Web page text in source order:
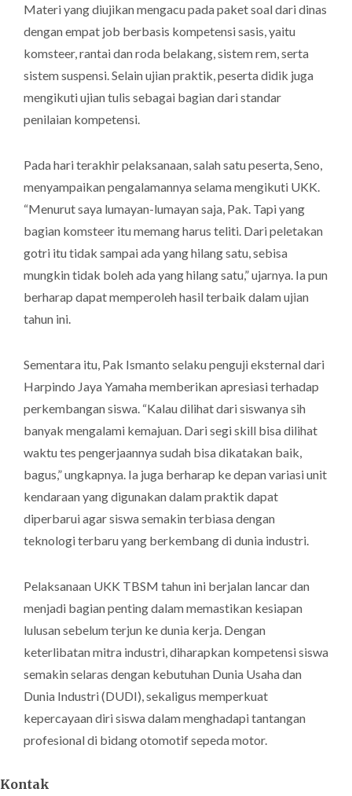
Materi yang diujikan mengacu pada paket soal dari dinas
dengan empat job berbasis kompetensi sasis, yaitu
komsteer, rantai dan roda belakang, sistem rem, serta
sistem suspensi. Selain ujian praktik, peserta didik juga
mengikuti ujian tulis sebagai bagian dari standar
penilaian kompetensi.
Pada hari terakhir pelaksanaan, salah satu peserta, Seno,
menyampaikan pengalamannya selama mengikuti UKK.
“Menurut saya lumayan-lumayan saja, Pak. Tapi yang
bagian komsteer itu memang harus teliti. Dari peletakan
gotri itu tidak sampai ada yang hilang satu, sebisa
mungkin tidak boleh ada yang hilang satu,” ujarnya. Ia pun
berharap dapat memperoleh hasil terbaik dalam ujian
tahun ini.
Sementara itu, Pak Ismanto selaku penguji eksternal dari
Harpindo Jaya Yamaha memberikan apresiasi terhadap
perkembangan siswa. “Kalau dilihat dari siswanya sih
banyak mengalami kemajuan. Dari segi skill bisa dilihat
waktu tes pengerjaannya sudah bisa dikatakan baik,
bagus,” ungkapnya. Ia juga berharap ke depan variasi unit
kendaraan yang digunakan dalam praktik dapat
diperbarui agar siswa semakin terbiasa dengan
teknologi terbaru yang berkembang di dunia industri.
Pelaksanaan UKK TBSM tahun ini berjalan lancar dan
menjadi bagian penting dalam memastikan kesiapan
lulusan sebelum terjun ke dunia kerja. Dengan
keterlibatan mitra industri, diharapkan kompetensi siswa
semakin selaras dengan kebutuhan Dunia Usaha dan
Dunia Industri (DUDI), sekaligus memperkuat
kepercayaan diri siswa dalam menghadapi tantangan
profesional di bidang otomotif sepeda motor.
Kontak